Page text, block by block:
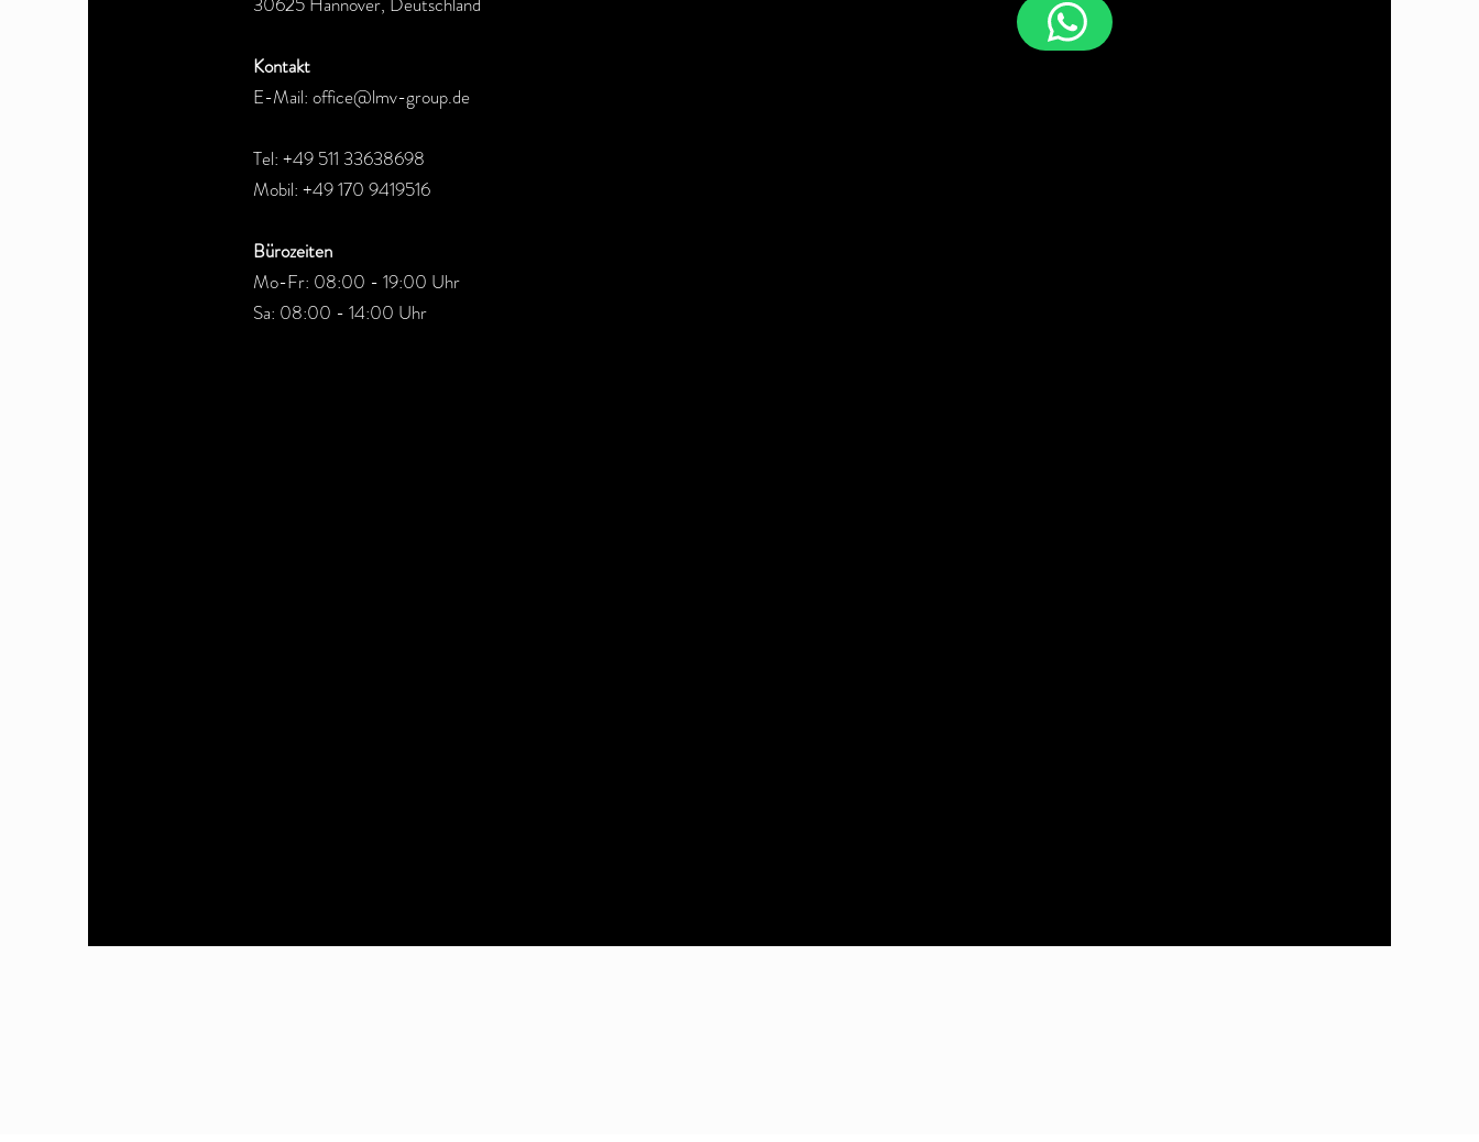
Kontakt
E-Mail: office@lmv-group.de
Tel: +49 511 33638698
Mobil: +49 170 9419516
Bürozeiten
Mo-Fr: 08:00 - 19:00 Uhr
Sa: 08:00 - 14:00 Uhr